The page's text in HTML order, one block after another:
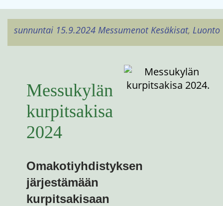
sunnuntai 15.9.2024 Messumenot Kesäkisat, Luonto
Messukylän
kurpitsakisa
2024
Omakotiyhdistyksen
järjestämään
kurpitsakisaan